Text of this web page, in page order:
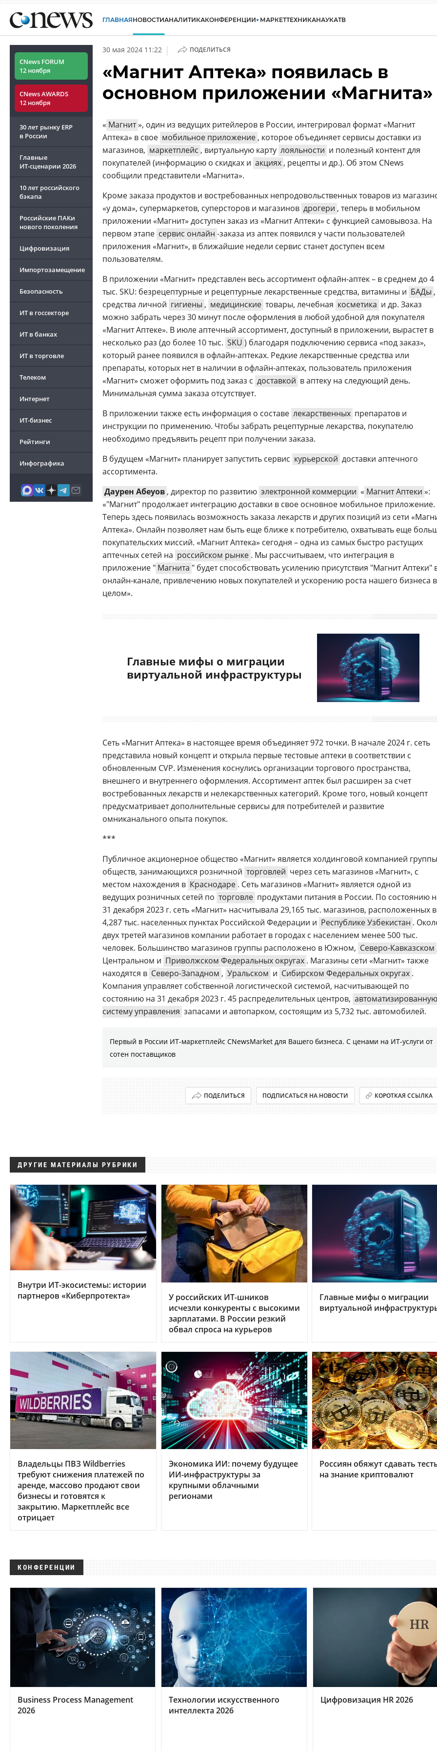
ГЛАВНАЯНОВОСТИАНАЛИТИКАКОНФЕРЕНЦИИ МАРКЕТТЕХНИКАНАУКАТВ
CNews FORUM
12 ноября
CNews AWARDS
12 ноября
30 лет рынку ERP
в России
Главные
ИТ-сценарии 2026
10 лет российского
бэкапа
Российские ПАКи
нового поколения
Цифровизация
Импортозамещение
Безопасность
ИТ в госсекторе
ИТ в банках
ИТ в торговле
Телеком
Интернет
ИТ-бизнес
Рейтинги
Инфографика
30 мая 2024 11:22 | ПОДЕЛИТЬСЯ
«Магнит Аптека» появилась в
основном приложении «Магнита»
« Магнит», один из ведущих ритейлеров в России, интегрировал формат «Магнит
Аптека» в свое мобильное приложение , которое объединяет сервисы доставки из
магазинов, маркетплейс , виртуальную карту лояльности и полезный контент для
покупателей (информацию о скидках и акциях , рецепты и др.). Об этом CNews
сообщили представители «Магнита».
Кроме заказа продуктов и востребованных непродовольственных товаров из
«у дома», супермаркетов, суперсторов и магазинов дрогери , теперь в мобильном
приложении «Магнит» доступен заказ из «Магнит Аптеки» с функцией самовывоза. На
первом этапе сервис онлайн -заказа из аптек появился у части пользователей
приложения «Магнит», в ближайшие недели сервис станет доступен всем
пользователям.
В приложении «Магнит» представлен весь ассортимент офлайн-аптек – в среднем до 4
тыс. SKU: безрецептурные и рецептурные лекарственные средства, витамины и БАДы ,
средства личной гигиены , медицинские товары, лечебная косметика и др. Заказ
можно забрать через 30 минут после оформления в любой удобной для покупателя
«Магнит Аптеке». В июле аптечный ассортимент, доступный в приложении, вырастет в
несколько раз (до более 10 тыс. SKU ) благодаря подключению сервиса «под заказ»,
который ранее появился в офлайн-аптеках. Редкие лекарственные средства или
препараты, которых нет в наличии в офлайн-аптеках, пользователь приложения
«Магнит» сможет оформить под заказ с доставкой в аптеку на следующий день.
Минимальная сумма заказа отсутствует.
В приложении также есть информация о составе лекарственных препаратов и
инструкции по применению. Чтобы забрать рецептурные лекарства, покупателю
необходимо предъявить рецепт при получении заказа.
В будущем «Магнит» планирует запустить сервис курьерской доставки аптечного
ассортимента.
Даурен Абеуов , директор по развитию электронной коммерции « Магнит Аптеки »:
«"Магнит" продолжает интеграцию доставки в свое основное мобильное приложение.
Теперь здесь появилась возможность заказа лекарств и других позиций из сети
Аптека». Онлайн позволяет нам быть еще ближе к потребителю, охватывать еще
покупательских миссий. «Магнит Аптека» сегодня – одна из самых быстро растущих
аптечных сетей на российском рынке . Мы рассчитываем, что интеграция в
приложение " Магнита " будет способствовать усилению присутствия "Магнит Аптеки"
онлайн-канале, привлечению новых покупателей и ускорению роста нашего бизнеса в
целом».
Главные мифы о миграции
виртуальной инфраструктуры
Сеть «Магнит Аптека» в настоящее время объединяет 972 точки. В начале 2024 г. сеть
представила новый концепт и открыла первые тестовые аптеки в соответствии с
обновленным CVP. Изменения коснулись организации торгового пространства,
внешнего и внутреннего оформления. Ассортимент аптек был расширен за счет
востребованных лекарств и нелекарственных категорий. Кроме того, новый концепт
предусматривает дополнительные сервисы для потребителей и развитие
омниканального опыта покупок.
***
Публичное акционерное общество «Магнит» является холдинговой компанией группы
обществ, занимающихся розничной торговлей через сеть магазинов «Магнит», с
местом нахождения в Краснодаре . Сеть магазинов «Магнит» является одной из
ведущих розничных сетей по торговле продуктами питания в России. По состоянию
31 декабря 2023 г. сеть «Магнит» насчитывала 29,165 тыс. магазинов, расположенных в
4,287 тыс. населенных пунктах Российской Федерации и Республике Узбекистан .
двух третей магазинов компании работает в городах с населением менее 500 тыс.
человек. Большинство магазинов группы расположено в Южном, Северо-Кавказском
Центральном и Приволжском Федеральных округах . Магазины сети «Магнит» также
находятся в Северо-Западном , Уральском и Сибирском Федеральных округах .
Компания управляет собственной логистической системой, насчитывающей по
состоянию на 31 декабря 2023 г. 45 распределительных центров, автоматизированную
систему управления запасами и автопарком, состоящим из 5,732 тыс. автомобилей.
Первый в России ИТ-маркетплейс CNewsMarket для Вашего бизнеса. С ценами на ИТ-услуги от
сотен поставщиков
ПОДЕЛИТЬСЯ ПОДПИСАТЬСЯ НА НОВОСТИ КОРОТКАЯ ССЫЛКА
ДРУГИЕ МАТЕРИАЛЫ РУБРИКИ
Внутри ИТ-экосистемы: истории
партнеров «Киберпротекта»
У российских ИТ-шников
исчезли конкуренты с высокими
зарплатами. В России резкий
обвал спроса на курьеров
Главные мифы о миграции
виртуальной
Владельцы ПВЗ Wildberries
требуют снижения платежей по
аренде, массово продают свои
бизнесы и готовятся к
закрытию. Маркетплейс все
отрицает
Экономика ИИ: почему будущее
ИИ-инфраструктуры за
крупными облачными
регионами
Россиян обяжут сдавать
на знание криптовалют
КОНФЕРЕНЦИИ
Business Process Management
2026
Технологии искусственного
интеллекта 2026
Цифровизация HR 2026